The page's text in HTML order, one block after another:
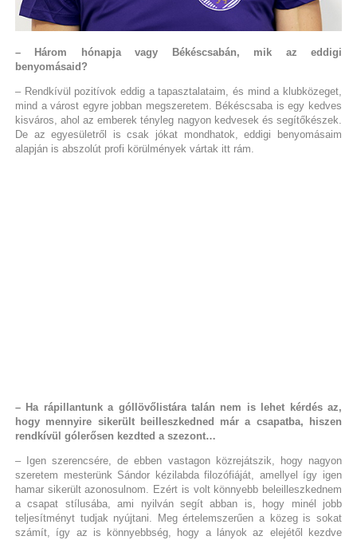
– Három hónapja vagy Békéscsabán, mik az eddigi
benyomásaid?
– Rendkívül pozitívok eddig a tapasztalataim, és mind a klubközeget,
mind a várost egyre jobban megszeretem. Békéscsaba is egy kedves
kisváros, ahol az emberek tényleg nagyon kedvesek és segítőkészek.
De az egyesületről is csak jókat mondhatok, eddigi benyomásaim
alapján is abszolút profi körülmények vártak itt rám.
– Ha rápillantunk a góllövőlistára talán nem is lehet kérdés az,
hogy mennyire sikerült beilleszkedned már a csapatba, hiszen
rendkívül gólerősen kezdted a szezont…
– Igen szerencsére, de ebben vastagon közrejátszik, hogy nagyon
szeretem mesterünk Sándor kézilabda filozófiáját, amellyel így igen
hamar sikerült azonosulnom. Ezért is volt könnyebb beleilleszkednem
a csapat stílusába, ami nyilván segít abban is, hogy minél jobb
teljesítményt tudjak nyújtani. Meg értelemszerűen a közeg is sokat
számít, így az is könnyebbség, hogy a lányok az elejétől kezdve